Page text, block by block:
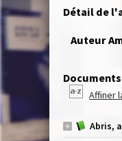
Détail de
Auteur
Affiner
Abris,